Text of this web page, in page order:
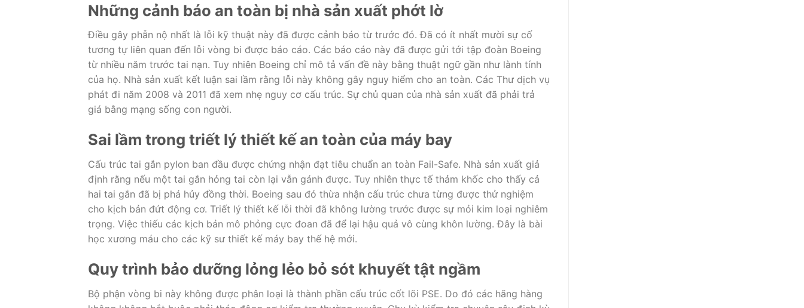
Những cảnh báo an toàn bị nhà sản xuất phớt lờ
Điều gây phẫn nộ nhất là lỗi kỹ thuật này đã được cảnh báo từ trước đó. Đã có ít nhất mười sự cố
tương tự liên quan đến lỗi vòng bi được báo cáo. Các báo cáo này đã được gửi tới tập đoàn Boeing
từ nhiều năm trước tai nạn. Tuy nhiên Boeing chỉ mô tả vấn đề này bằng thuật ngữ gần như lành tính
của họ. Nhà sản xuất kết luận sai lầm rằng lỗi này không gây nguy hiểm cho an toàn. Các Thư dịch vụ
phát đi năm 2008 và 2011 đã xem nhẹ nguy cơ cấu trúc. Sự chủ quan của nhà sản xuất đã phải trả
giá bằng mạng sống con người.
Sai lầm trong triết lý thiết kế an toàn của máy bay
Cấu trúc tai gắn pylon ban đầu được chứng nhận đạt tiêu chuẩn an toàn Fail-Safe. Nhà sản xuất giả
định rằng nếu một tai gắn hỏng tai còn lại vẫn gánh được. Tuy nhiên thực tế thảm khốc cho thấy cả
hai tai gắn đã bị phá hủy đồng thời. Boeing sau đó thừa nhận cấu trúc chưa từng được thử nghiệm
cho kịch bản đứt động cơ. Triết lý thiết kế lỗi thời đã không lường trước được sự mỏi kim loại nghiêm
trọng. Việc thiếu các kịch bản mô phỏng cực đoan đã để lại hậu quả vô cùng khôn lường. Đây là bài
học xương máu cho các kỹ sư thiết kế máy bay thế hệ mới.
Quy trình bảo dưỡng lỏng lẻo bỏ sót khuyết tật ngầm
Bộ phận vòng bi này không được phân loại là thành phần cấu trúc cốt lõi PSE. Do đó các hãng hàng